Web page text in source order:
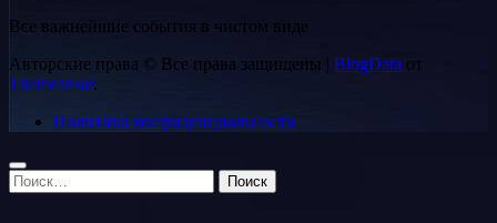
Все важнейшие события в чистом виде
Авторские права © Все права защищены | BlogData от
Themeansar.
Политика конфиденциальности
Найти: